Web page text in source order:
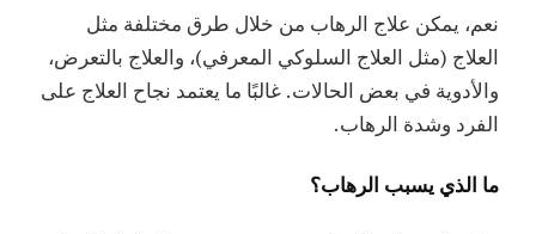
نعم، يمكن علاج الرهاب من خلال طرق مختلفة مثل
العلاج (مثل العلاج السلوكي المعرفي)، والعلاج بالتعرض،
والأدوية في بعض الحالات. غالبًا ما يعتمد نجاح العلاج على
الفرد وشدة الرهاب.
ما الذي يسبب الرهاب؟